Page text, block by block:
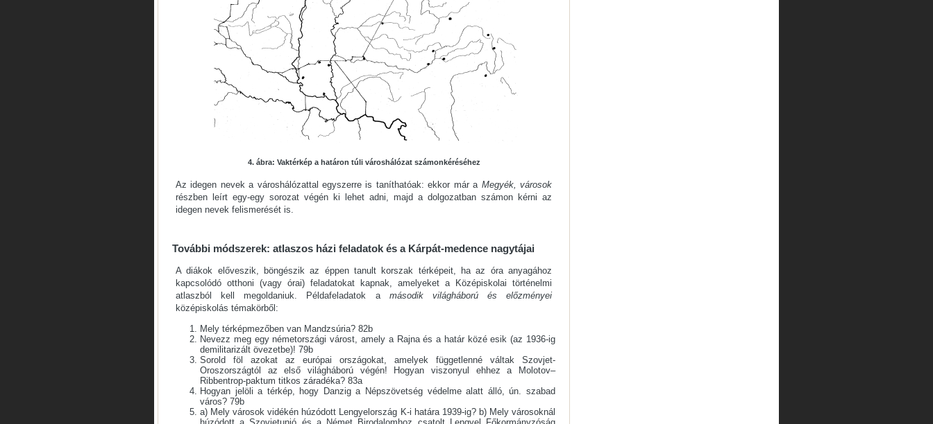
4. ábra: Vaktérkép a határon túli városhálózat számonkéréséhez
Az idegen nevek a városhálózattal egyszerre is taníthatóak: ekkor már a Megyék, városok
részben leírt egy-egy sorozat végén ki lehet adni, majd a dolgozatban számon kérni az
idegen nevek felismerését is.
További módszerek: atlaszos házi feladatok és a Kárpát-medence nagytájai
A diákok előveszik, böngészik az éppen tanult korszak térképeit, ha az óra anyagához
kapcsolódó otthoni (vagy órai) feladatokat kapnak, amelyeket a Középiskolai történelmi
atlaszból kell megoldaniuk. Példafeladatok a második világháború és előzményei
középiskolás témakörből:
Mely térképmezőben van Mandzsúria? 82b
Nevezz meg egy németországi várost, amely a Rajna és a határ közé esik (az 1936-ig
demilitarizált övezetbe)! 79b
Sorold föl azokat az európai országokat, amelyek függetlenné váltak Szovjet-
Oroszországtól az első világháború végén! Hogyan viszonyul ehhez a Molotov–
Ribbentrop-paktum titkos záradéka? 83a
Hogyan jelöli a térkép, hogy Danzig a Népszövetség védelme alatt álló, ún. szabad
város? 79b
a) Mely városok vidékén húzódott Lengyelország K-i határa 1939-ig? b) Mely városoknál